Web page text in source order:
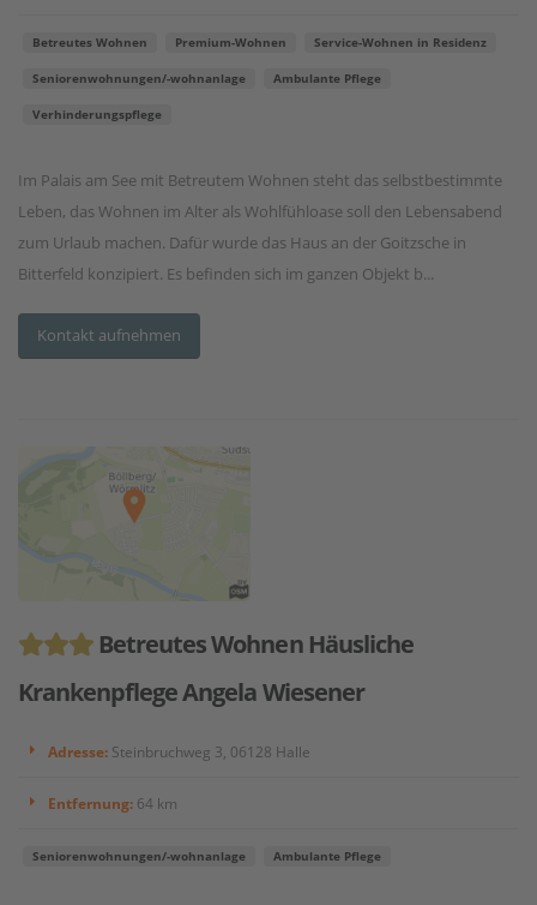
Betreutes Wohnen Premium-Wohnen Service-Wohnen in Residenz
Seniorenwohnungen/-wohnanlage Ambulante Pflege
Verhinderungspflege
Im Palais am See mit Betreutem Wohnen steht das selbstbestimmte
Leben, das Wohnen im Alter als Wohlfühloase soll den Lebensabend
zum Urlaub machen. Dafür wurde das Haus an der Goitzsche in
Bitterfeld konzipiert. Es befinden sich im ganzen Objekt b...
Kontakt aufnehmen
Betreutes Wohnen Häusliche
Krankenpflege Angela Wiesener
Adresse: Steinbruchweg 3, 06128 Halle
Entfernung: 64 km
Seniorenwohnungen/-wohnanlage Ambulante Pflege